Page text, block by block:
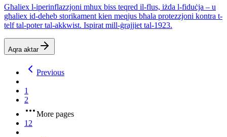
Għaliex l-iperinflazzjoni mhux biss teqred il-flus, iżda l-fiduċja – u
għaliex id-deheb storikament kien meqjus bħala protezzjoni kontra t-
telf tal-poter tal-akkwist. Ispirat mill-ġrajjiet tal-1923.
Aqra aktar
Previous
1
2
More pages
12